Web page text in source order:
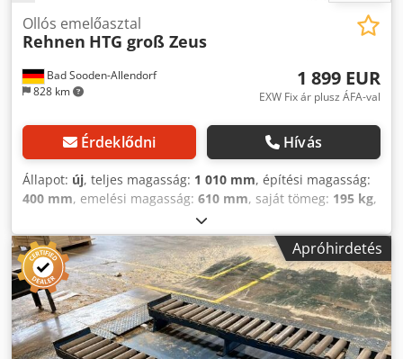
Bad Sooden-Allendorf
828 km
Ollós emelőasztal
Rehnen HTG groß Zeus
1 899 EUR
EXW Fix ár plusz ÁFA-val
Érdeklődni Hívás
Állapot: új, teljes magasság: 1 010 mm, építési magasság:
400 mm, emelési magasság: 610 mm, saját tömeg: 195 kg,
, asztalszélesség:
hossza:1 900 mm, magasságállítás típusa:hidraulikus,
Nagy méretű, ugyanakkor mobil munkapad. Dcodpfx Adsza
E Ixo Ssk • Egyedileg kívánt magasságra állítható. •
Bármilyen kívánt munkalappal felszerelhető. • Kiváló
kezelhetőség négy masszív poliamid forgógörgővel*, ebből
kettő rögzítőfékkel. • Az asztal lesüllyedése elleni
biztonsági zárral együtt.
Apróhirdetés